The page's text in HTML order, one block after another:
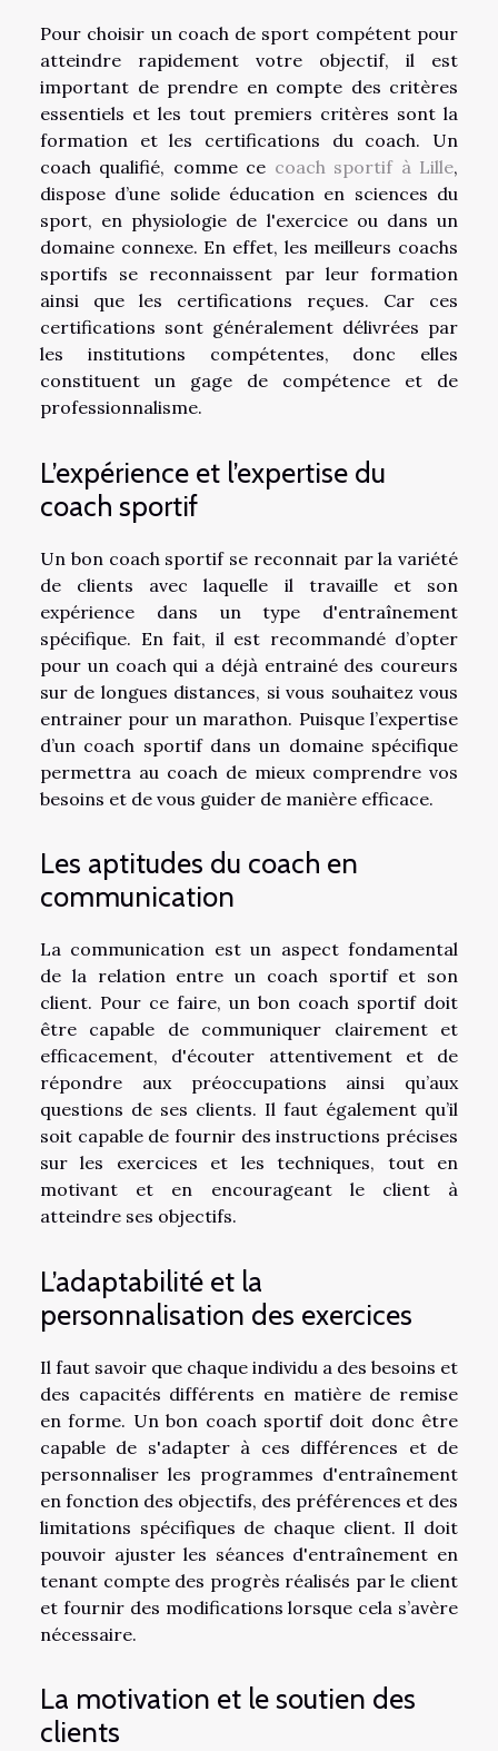
Pour choisir un coach de sport compétent pour
atteindre rapidement votre objectif, il est
important de prendre en compte des critères
essentiels et les tout premiers critères sont la
formation et les certifications du coach. Un
coach qualifié, comme ce coach sportif à Lille,
dispose d’une solide éducation en sciences du
sport, en physiologie de l'exercice ou dans un
domaine connexe. En effet, les meilleurs coachs
sportifs se reconnaissent par leur formation
ainsi que les certifications reçues. Car ces
certifications sont généralement délivrées par
les institutions compétentes, donc elles
constituent un gage de compétence et de
professionnalisme.
L’expérience et l’expertise du
coach sportif
Un bon coach sportif se reconnait par la variété
de clients avec laquelle il travaille et son
expérience dans un type d'entraînement
spécifique. En fait, il est recommandé d’opter
pour un coach qui a déjà entrainé des coureurs
sur de longues distances, si vous souhaitez vous
entrainer pour un marathon. Puisque l’expertise
d’un coach sportif dans un domaine spécifique
permettra au coach de mieux comprendre vos
besoins et de vous guider de manière efficace.
Les aptitudes du coach en
communication
La communication est un aspect fondamental
de la relation entre un coach sportif et son
client. Pour ce faire, un bon coach sportif doit
être capable de communiquer clairement et
efficacement, d'écouter attentivement et de
répondre aux préoccupations ainsi qu’aux
questions de ses clients. Il faut également qu’il
soit capable de fournir des instructions précises
sur les exercices et les techniques, tout en
motivant et en encourageant le client à
atteindre ses objectifs.
L’adaptabilité et la
personnalisation des exercices
Il faut savoir que chaque individu a des besoins et
des capacités différents en matière de remise
en forme. Un bon coach sportif doit donc être
capable de s'adapter à ces différences et de
personnaliser les programmes d'entraînement
en fonction des objectifs, des préférences et des
limitations spécifiques de chaque client. Il doit
pouvoir ajuster les séances d'entraînement en
tenant compte des progrès réalisés par le client
et fournir des modifications lorsque cela s’avère
nécessaire.
La motivation et le soutien des
clients